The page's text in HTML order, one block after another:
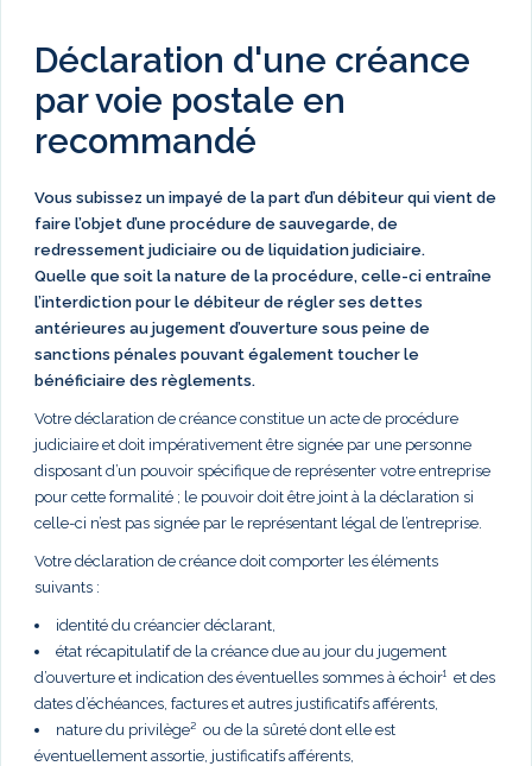
Déclaration d'une créance
par voie postale en
recommandé
Vous subissez un impayé de la part d’un débiteur qui vient de
faire l’objet d’une procédure de sauvegarde, de
redressement judiciaire ou de liquidation judiciaire.
Quelle que soit la nature de la procédure, celle-ci entraîne
l’interdiction pour le débiteur de régler ses dettes
antérieures au jugement d’ouverture sous peine de
sanctions pénales pouvant également toucher le
bénéficiaire des règlements.
Votre déclaration de créance constitue un acte de procédure
judiciaire et doit impérativement être signée par une personne
disposant d’un pouvoir spécifique de représenter votre entreprise
pour cette formalité ; le pouvoir doit être joint à la déclaration si
celle-ci n’est pas signée par le représentant légal de l’entreprise.
Votre déclaration de créance doit comporter les éléments
suivants :
identité du créancier déclarant,
état récapitulatif de la créance due au jour du jugement
d’ouverture et indication des éventuelles sommes à échoir¹ et des
dates d’échéances, factures et autres justificatifs afférents,
nature du privilège² ou de la sûreté dont elle est
éventuellement assortie, justificatifs afférents,